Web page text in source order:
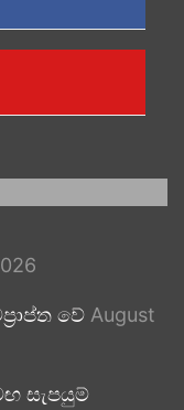
වේ August
සැපයුම්